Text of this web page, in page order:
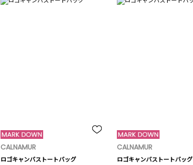
CALNAMUR
ロゴキャンバストートバッグ
CALNAMUR
ロゴキャンバストートバッグ